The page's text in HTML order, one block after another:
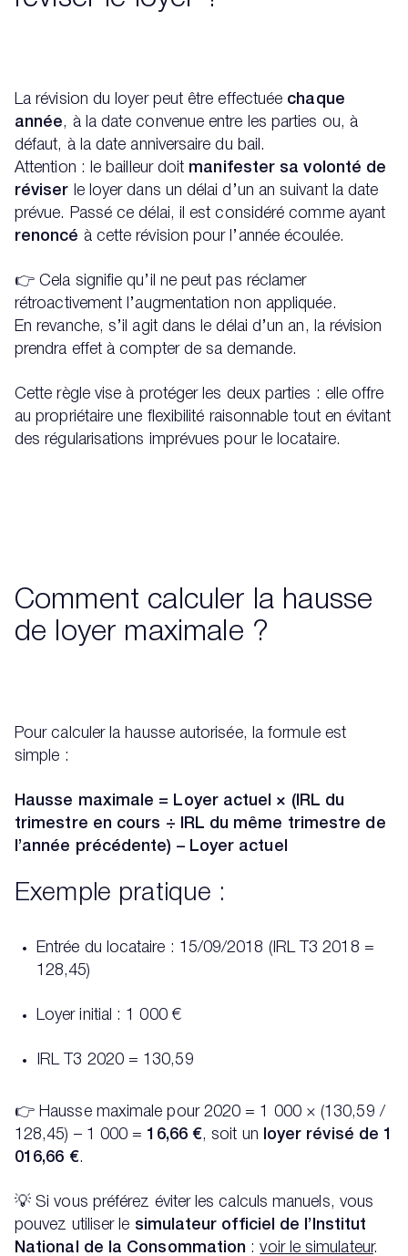
La révision du loyer peut être effectuée chaque
année, à la date convenue entre les parties ou, à
défaut, à la date anniversaire du bail.
Attention : le bailleur doit manifester sa volonté de
réviser le loyer dans un délai d’un an suivant la date
prévue. Passé ce délai, il est considéré comme ayant
renoncé à cette révision pour l’année écoulée.
👉 Cela signifie qu’il ne peut pas réclamer
rétroactivement l’augmentation non appliquée.
En revanche, s’il agit dans le délai d’un an, la révision
prendra effet à compter de sa demande.
Cette règle vise à protéger les deux parties : elle offre
au propriétaire une flexibilité raisonnable tout en évitant
des régularisations imprévues pour le locataire.
Comment calculer la hausse
de loyer maximale ?
Pour calculer la hausse autorisée, la formule est
simple :
Hausse maximale = Loyer actuel × (IRL du
trimestre en cours ÷ IRL du même trimestre de
l’année précédente) – Loyer actuel
Exemple pratique :
Entrée du locataire : 15/09/2018 (IRL T3 2018 =
128,45)
Loyer initial : 1 000 €
IRL T3 2020 = 130,59
👉 Hausse maximale pour 2020 = 1 000 × (130,59 /
128,45) – 1 000 = 16,66 €, soit un
loyer révisé de 1
016,66 €.
💡 Si vous préférez éviter les calculs manuels, vous
pouvez utiliser le simulateur officiel de l’Institut
National de la Consommation :voir le simulateur.